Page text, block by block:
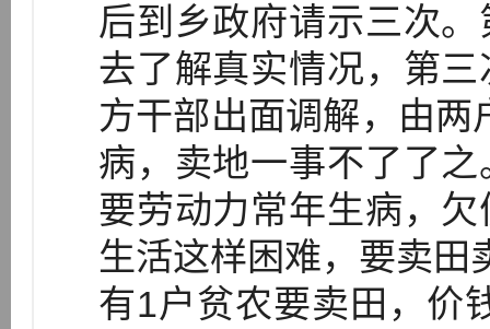
后到乡政府请示三次
去了解真实情况，第
方干部出面调解，由
病，卖地一事不了了
要劳动力常年生病，
生活这样困难，要卖
有1户贫农要卖田，价